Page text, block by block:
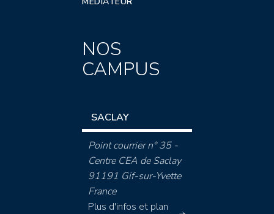
NOS
CAMPUS
SACLAY
Point courrier n° 35 -
Centre CEA de Saclay
91191 Gif-sur-Yvette
France
Plus d'infos et plan